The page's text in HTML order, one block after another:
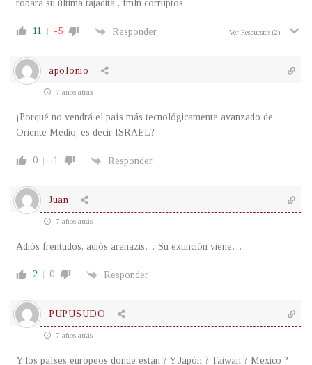
robara su última tajadita , fmln corruptos
11 -5 Responder Ver Respuestas (2)
apolonio
7 años atrás
¡Porqué no vendrá el país más tecnológicamente avanzado de
Oriente Medio, es decir ISRAEL?
0 -1 Responder
Juan
7 años atrás
Adiós frentudos, adiós arenazis… Su extinción viene…
2 0 Responder
PUPUSUDO
7 años atrás
Y los países europeos donde están ? Y Japón ? Taiwan ? Mexico ?